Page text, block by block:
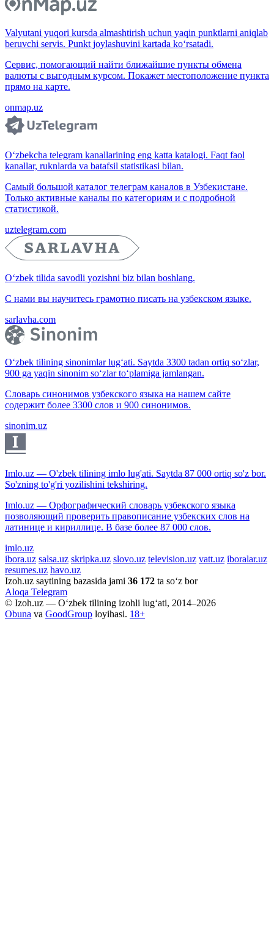
Valyutani yuqori kursda almashtirish uchun yaqin punktlarni aniqlab
beruvchi servis. Punkt joylashuvini kartada ko‘rsatadi.
Сервис, помогающий найти ближайшие пункты обмена
валюты с выгодным курсом. Покажет местоположение пункта
прямо на карте.
onmap.uz
O‘zbekcha telegram kanallarining eng katta katalogi. Faqt faol
kanallar, ruknlarda va batafsil statistikasi bilan.
Самый большой каталог телеграм каналов в Узбекистане.
Только активные каналы по категориям и с подробной
статистикой.
uztelegram.com
O‘zbek tilida savodli yozishni biz bilan boshlang.
С нами вы научитесь грамотно писать на узбекском языке.
sarlavha.com
O‘zbek tilining sinonimlar lug‘ati. Saytda 3300 tadan ortiq so‘zlar,
900 ga yaqin sinonim so‘zlar to‘plamiga jamlangan.
Словарь синонимов узбекского языка на нашем сайте
содержит более 3300 слов и 900 синонимов.
sinonim.uz
Imlo.uz — O'zbek tilining imlo lug'ati. Saytda 87 000 ortiq so'z bor.
So'zning to'g'ri yozilishini tekshiring.
Imlo.uz — Орфографический словарь узбекского языка
позволяющий проверить правописание узбекских слов на
латинице и кириллице. В базе более 87 000 слов.
imlo.uz
ibora.uz salsa.uz skripka.uz slovo.uz television.uz vatt.uz iboralar.uz
resumes.uz havo.uz
Izoh.uz saytining bazasida jami 36 172 ta so‘z bor
Aloqa Telegram
© Izoh.uz — O‘zbek tilining izohli lug‘ati, 2014–2026
Obuna va GoodGroup loyihasi. 18+